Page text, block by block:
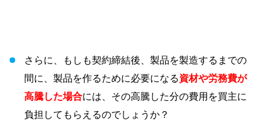
さらに、もしも契約締結後、製品を製造するまでの
間に、製品を作るために必要になる資材や労務費が
高騰した場合には、その高騰した分の費用を買主に
負担してもらえるのでしょうか？